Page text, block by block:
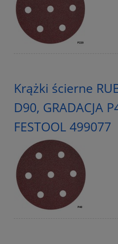
Krążki ścierne
D90, GRADACJA
FESTOOL 499077